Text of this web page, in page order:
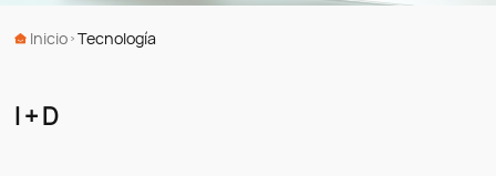
Inicio Tecnología
I + D